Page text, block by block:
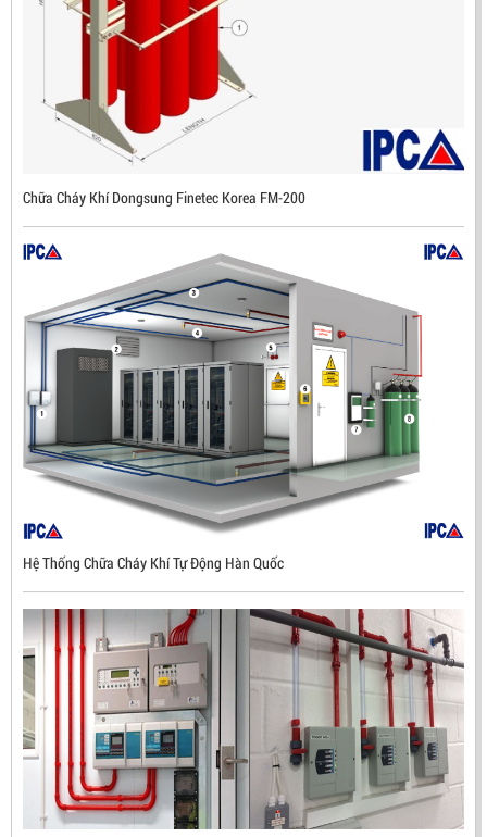
KOREA)
LIÊN HỆ
Mã sản phẩm: DX500
ĐẦU BÁO LỬA CHỐNG NỔ UV/IR- UX300 –
MEKASENTRON KOREA
Mã sản phẩm: UX300
Chữa Cháy Khí Dongsung Finetec Korea FM-200
Hệ Thống Chữa Cháy Khí Tự Động Hàn Quốc